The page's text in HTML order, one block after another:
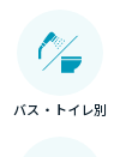
バス・トイレ別